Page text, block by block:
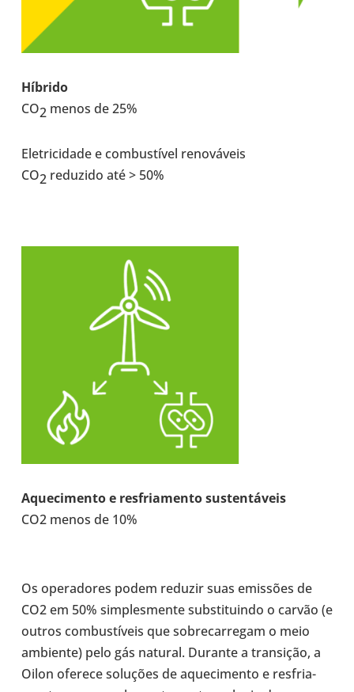
Híbrido
CO2 menos de 25%
Ele­tri­ci­dade e com­bus­tí­vel reno­vá­veis
CO2 redu­zido até > 50%
Aque­ci­mento e res­fri­a­mento sus­ten­tá­veis
CO2 menos de 10%
Os ope­ra­do­res podem reduzir suas emis­sões de
CO2 em 50% sim­ples­mente subs­ti­tuindo o carvão (e
outros com­bus­tí­veis que sobre­car­re­gam o meio
ambi­ente) pelo gás natural. Durante a tran­si­ção, a
Oilon oferece solu­ções de aque­ci­mento e res­fri­a­